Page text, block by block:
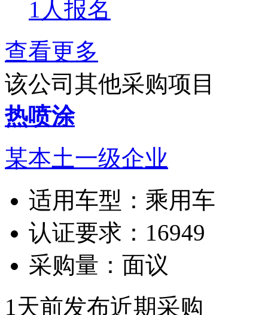
1人报名
查看更多
该公司其他采购项目
热喷涂
某本土一级企业
适用车型： 乘用车
认证要求： 16949
采购量： 面议
1天前发布近期采购